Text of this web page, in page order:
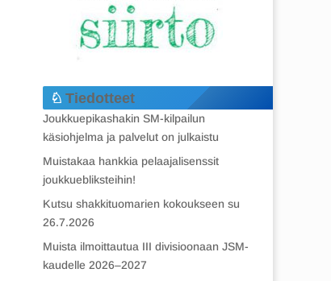
Tiedotteet
Joukkuepikashakin SM-kilpailun
käsiohjelma ja palvelut on julkaistu
Muistakaa hankkia pelaajalisenssit
joukkuebliksteihin!
Kutsu shakkituomarien kokoukseen su
26.7.2026
Muista ilmoittautua III divisioonaan JSM-
kaudelle 2026–2027